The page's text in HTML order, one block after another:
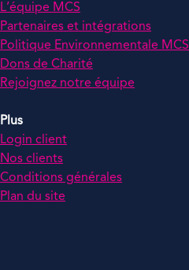
L’équipe MCS
Partenaires et intégrations
Politique Environnementale MCS
Dons de Charité
Rejoignez notre équipe
Plus
Login client
Nos clients
Conditions générales
Plan du site